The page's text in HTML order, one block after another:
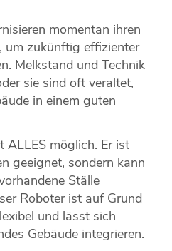
momentan ihren
um zukünftig effizienter
Melkstand und Technik
sie sind oft veraltet,
in einem guten
ALLES möglich. Er ist
geeignet, sondern kann
Ställe
Roboter ist auf Grund
und lässt sich
Gebäude integrieren.